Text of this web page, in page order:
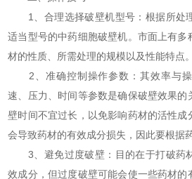
1、合理选择破壁机型号：根据所处
适当型号的中药细胞破壁机。市面上有多
材的性质、所需处理的规模以及性能特点。
2、准确控制操作参数：其效率与操
速、压力、时间等参数是确保破壁效果的
壁时间不宜过长，以免影响药材的活性
会导致药材的有效成分损失，因此要根据
3、避免过度破壁：目的在于打破药
效成分，但过度破壁可能会使一些药材的